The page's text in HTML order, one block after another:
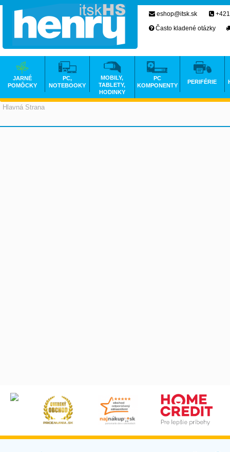
Hlavná Strana
eshop@itsk.sk
Často kladené otázky
JARNÉ
POMÔCKY
PC,
NOTEBOOKY
MOBILY,
TABLETY,
HODINKY
PC
KOMPONENTY
PERIFÉRIE